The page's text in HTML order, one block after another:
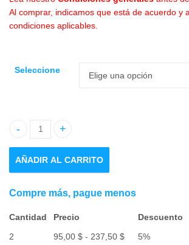
100,00 $
250,00 $
Al comprar, indicamos que está de acuerdo y
condiciones aplicables.
Seleccione
AÑADIR AL CARRITO
Compre más, pague menos
Cantidad Precio
Descuento
2
95,00 $ - 237,50 $Rango
5%